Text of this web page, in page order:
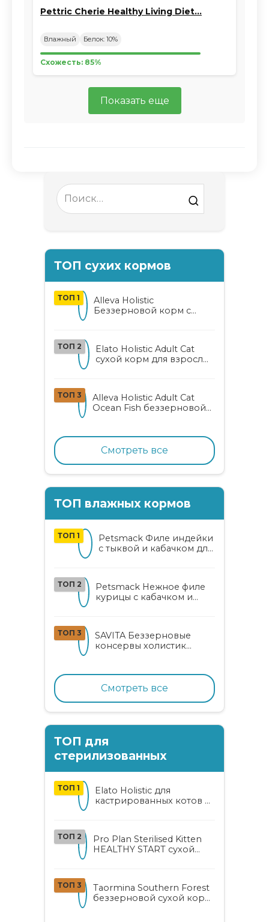
Pettric Cherie Healthy Living Diet…
Влажный Белок: 10%
Схожесть: 85%
Показать еще
Search
for:
ТОП сухих кормов
ТОП 1
Alleva Holistic
Беззерновой корм с
ТОП 2
Elato Holistic Adult Cat
сухой корм для взрослых
ТОП 3
Alleva Holistic Adult Cat
Ocean Fish беззерновой
рыбой, коноплей и алоэ
вера
Смотреть все
ТОП влажных кормов
ТОП 1
Petsmack Филе индейки
с тыквой и кабачком для
ТОП 2
Petsmack Нежное филе
курицы с кабачком и
ТОП 3
SAVITA Беззерновые
консервы холистик
Смотреть все
ТОП для
стерилизованных
ТОП 1
Elato Holistic для
кастрированных котов и
ТОП 2
Pro Plan Sterilised Kitten
HEALTHY START сухой
лососем
ТОП 3
Taormina Southern Forest
беззерновой сухой корм